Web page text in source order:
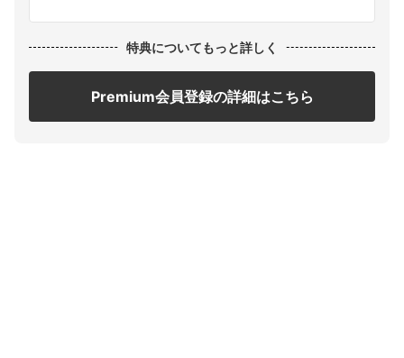
特典についてもっと詳しく
Premium会員登録の詳細はこちら